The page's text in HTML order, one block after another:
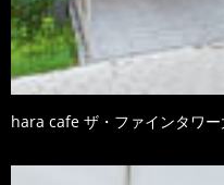
hara cafe ザ・ファインタワ